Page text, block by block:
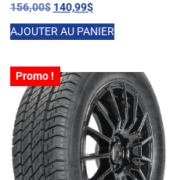
156,00$ 140,99$
AJOUTER AU PANIER
Promo !